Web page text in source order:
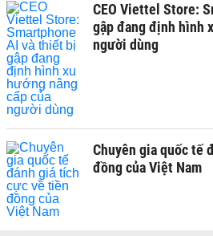
CEO Viettel Store:
gập đang định hình
người dùng
Chuyên gia quốc tế
đồng của Việt Nam